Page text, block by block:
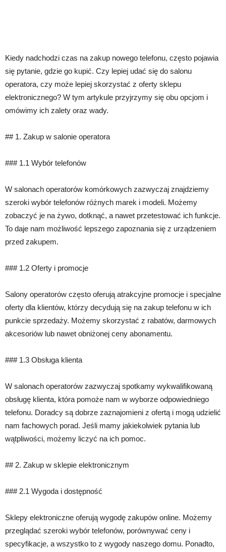
Kiedy nadchodzi czas na zakup nowego telefonu, często pojawia
się pytanie, gdzie go kupić. Czy lepiej udać się do salonu
operatora, czy może lepiej skorzystać z oferty sklepu
elektronicznego? W tym artykule przyjrzymy się obu opcjom i
omówimy ich zalety oraz wady.
## 1. Zakup w salonie operatora
### 1.1 Wybór telefonów
W salonach operatorów komórkowych zazwyczaj znajdziemy
szeroki wybór telefonów różnych marek i modeli. Możemy
zobaczyć je na żywo, dotknąć, a nawet przetestować ich funkcje.
To daje nam możliwość lepszego zapoznania się z urządzeniem
przed zakupem.
### 1.2 Oferty i promocje
Salony operatorów często oferują atrakcyjne promocje i specjalne
oferty dla klientów, którzy decydują się na zakup telefonu w ich
punkcie sprzedaży. Możemy skorzystać z rabatów, darmowych
akcesoriów lub nawet obniżonej ceny abonamentu.
### 1.3 Obsługa klienta
W salonach operatorów zazwyczaj spotkamy wykwalifikowaną
obsługę klienta, która pomoże nam w wyborze odpowiedniego
telefonu. Doradcy są dobrze zaznajomieni z ofertą i mogą udzielić
nam fachowych porad. Jeśli mamy jakiekolwiek pytania lub
wątpliwości, możemy liczyć na ich pomoc.
## 2. Zakup w sklepie elektronicznym
### 2.1 Wygoda i dostępność
Sklepy elektroniczne oferują wygodę zakupów online. Możemy
przeglądać szeroki wybór telefonów, porównywać ceny i
specyfikacje, a wszystko to z wygody naszego domu. Ponadto,